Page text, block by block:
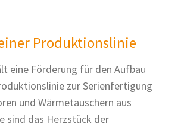
Produktionslinie
eine Förderung für den Aufbau
zur Serienfertigung
und Wärmetauschern aus
sind das Herzstück der